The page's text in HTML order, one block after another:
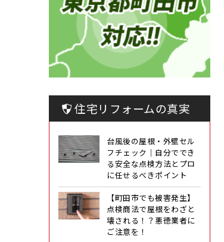
住宅リフォームの真実
台風後の屋根・外壁セル
フチェック｜自分ででき
る安全な点検方法とプロ
に任せるべきポイント
【町田市でも被害発生】
点検商法で屋根をわざと
壊される！？悪徳業者に
ご注意を！